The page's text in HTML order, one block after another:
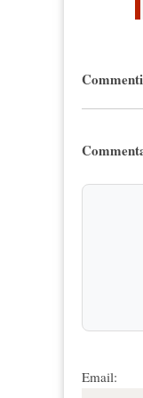
Commenti
Email: